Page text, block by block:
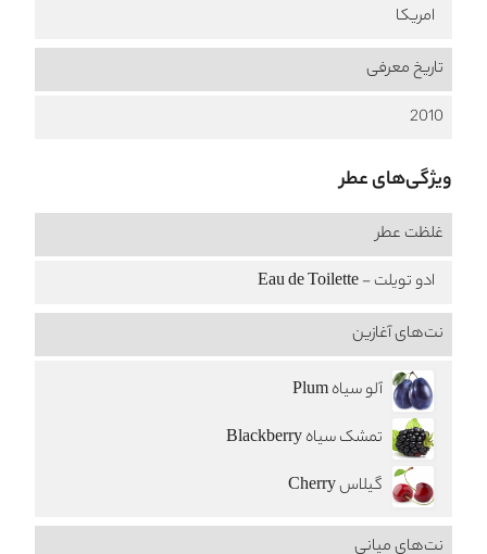
امریکا
تاریخ معرفی
2010
ویژگی‌های عطر
غلظت عطر
ادو تویلت - Eau de Toilette
نت‌های آغازین
آلو سیاه Plum
تمشک سیاه Blackberry
گیلاس Cherry
نت‌های میانی